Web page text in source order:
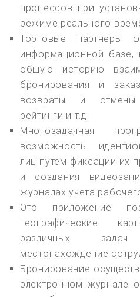
процессов при
режиме реального
Торговые партнеры
информационной базе,
общую историю
бронирования и
возвраты и отмены
рейтинги и т.д.
Многозадачная
возможность
лиц путем фиксации их
и создания
журналах учета
Это приложение
географические
различных
местонахождение
Бронирование
электронном журнале